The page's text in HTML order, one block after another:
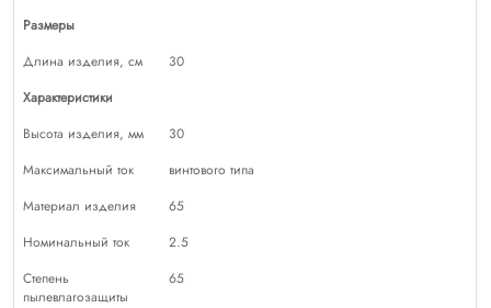
Размеры
Длина изделия, см
30
Характеристики
Высота изделия, мм
30
Максимальный ток
винтового типа
Материал изделия
65
Номинальный ток
2.5
Степень
пылевлагозащиты
65